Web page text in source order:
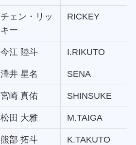
チェン・リッ
キー
RICKEY
今江 陸斗 I.RIKUTO
澤井 星名 SENA
宮崎 真佑 SHINSUKE
松田 大雅 M.TAIGA
熊部 拓斗 K.TAKUTO